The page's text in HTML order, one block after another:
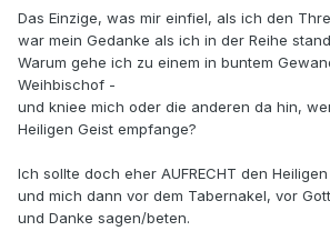
Das Einzige, was mir einfiel, als ich den
war mein Gedanke als ich in der Reihe
Warum gehe ich zu einem in buntem
Weihbischof -
und kniee mich oder die anderen da hin,
Heiligen Geist empfange?
Ich sollte doch eher AUFRECHT den
und mich dann vor dem Tabernakel, vor
und Danke sagen/beten.